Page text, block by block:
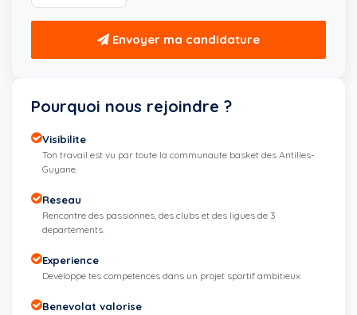
Envoyer ma candidature
Pourquoi nous rejoindre ?
Visibilite
Ton travail est vu par toute la communaute basket des Antilles-
Guyane.
Reseau
Rencontre des passionnes, des clubs et des ligues de 3
departements.
Experience
Developpe tes competences dans un projet sportif ambitieux.
Benevolat valorise